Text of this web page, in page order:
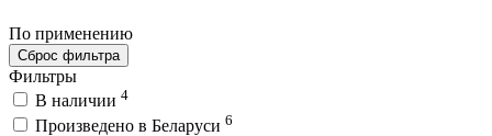
По применению
Сброс фильтра
Фильтры
В наличии 4
Произведено в Беларуси 6